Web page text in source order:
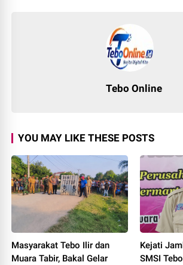
Tebo Online
YOU MAY LIKE THESE POSTS
Masyarakat Tebo Ilir dan
Muara Tabir, Bakal Gelar
Kejati
SMSI